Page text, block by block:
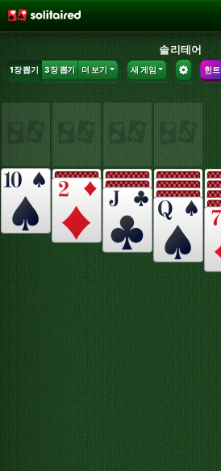
솔리테어
1장 뽑기 3장 뽑기 더 보기 새 게임 힌트